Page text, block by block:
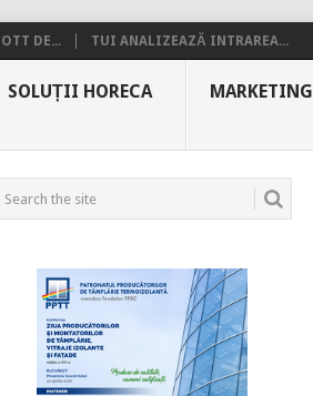
DE... TUI ANALIZEAZĂ INTRAREA...
SOLUȚII HORECA MARKETING